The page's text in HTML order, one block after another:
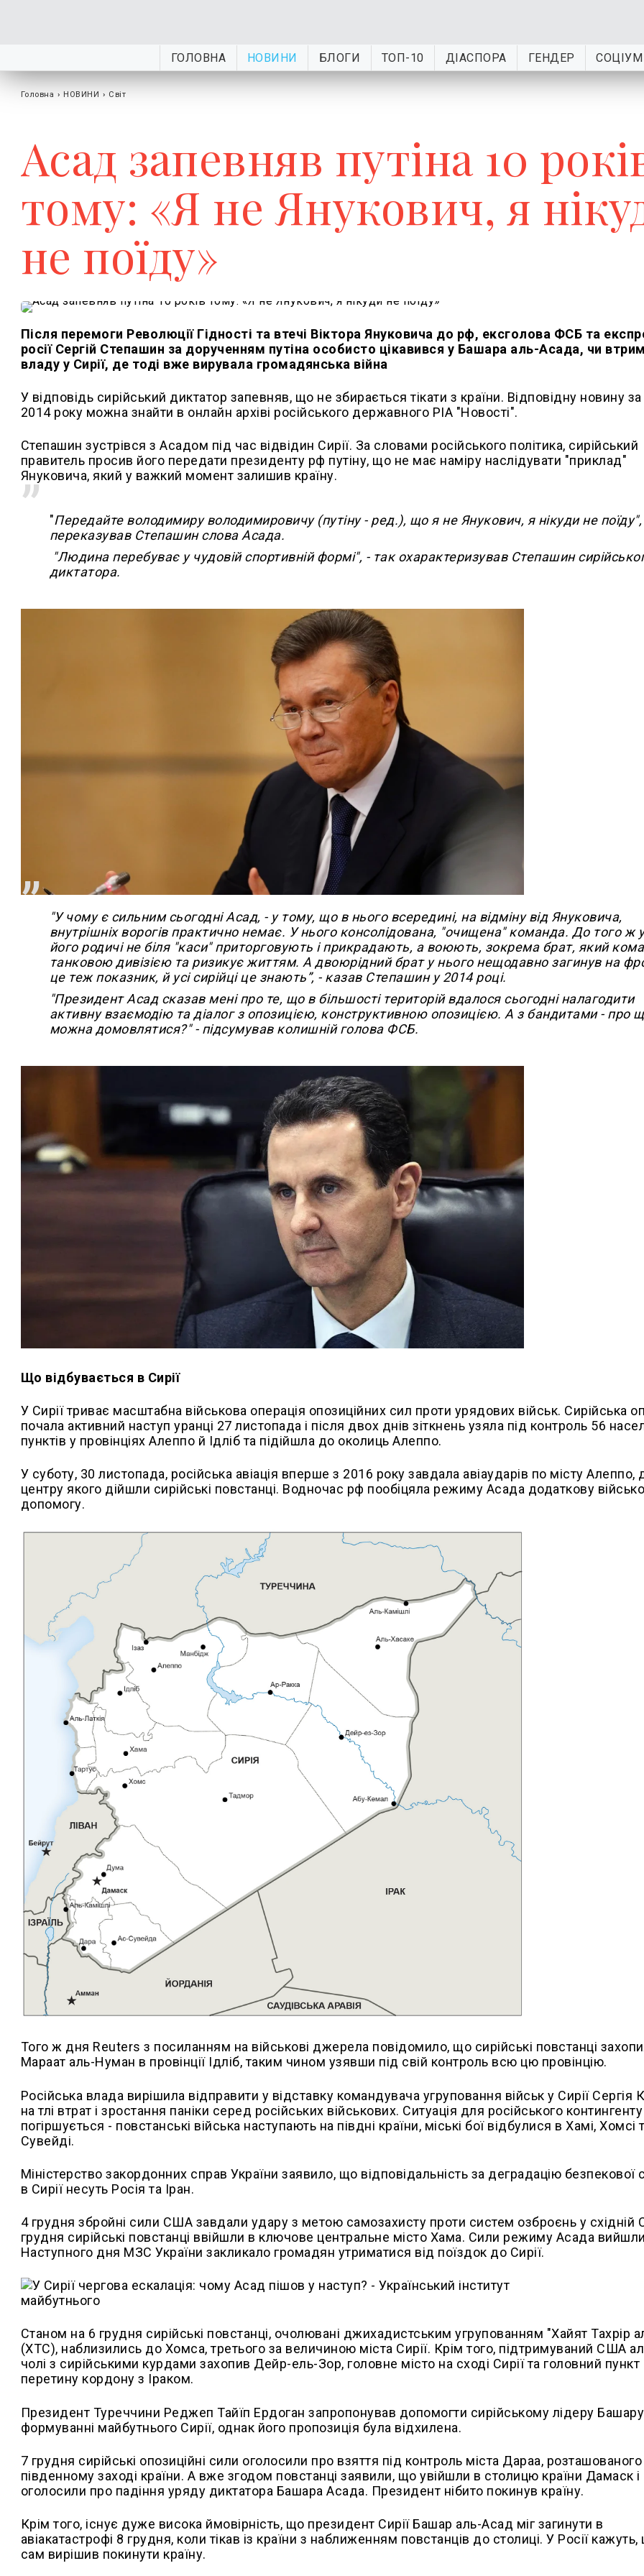
ГОЛОВНА НОВИНИ БЛОГИ ТОП-10 ДІАСПОРА ГЕНДЕР СОЦІУМ
Головна › НОВИНИ › Світ
Асад запевняв путіна 10
тому: «Я не Янукович, я
не поїду»
Після перемоги Революції Гідності та втечі Віктора Януковича до рф, ексголова ФСБ та
росії Сергій Степашин за дорученням путіна особисто цікавився у Башара аль-Асада, чи
владу у Сирії, де тоді вже вирувала громадянська війна
У відповідь сирійський диктатор запевняв, що не збирається тікати з країни. Відповідну новину за
2014 року можна знайти в онлайн архіві російського державного РІА "Новості".
Степашин зустрівся з Асадом під час відвідин Сирії. За словами російського політика, сирійський
правитель просив його передати президенту рф путіну, що не має наміру наслідувати "приклад"
Януковича, який у важкий момент залишив країну.
"Передайте володимиру володимировичу (путіну - ред.), що я не Янукович, я нікуди не поїду",
переказував Степашин слова Асада.
"Людина перебуває у чудовій спортивній формі", - так охарактеризував Степашин
диктатора.
"У чому є сильним сьогодні Асад, - у тому, що в нього всередині, на відміну від Януковича,
внутрішніх ворогів практично немає. У нього консолідована, "очищена" команда. До того ж
його родичі не біля "каси" приторговують і прикрадають, а воюють, зокрема брат, який
танковою дивізією та ризикує життям. А двоюрідний брат у нього нещодавно загинув на
це теж показник, й усі сирійці це знають”, - казав Степашин у 2014 році.
"Президент Асад сказав мені про те, що в більшості територій вдалося сьогодні налагодити
активну взаємодію та діалог з опозицією, конструктивною опозицією. А з бандитами - про
можна домовлятися?" - підсумував колишній голова ФСБ.
Що відбувається в Сирії
У Сирії триває масштабна військова операція опозиційних сил проти урядових військ. Сирійська
почала активний наступ уранці 27 листопада і після двох днів зіткнень узяла під контроль 56
пунктів у провінціях Алеппо й Ідліб та підійшла до околиць Алеппо.
У суботу, 30 листопада, російська авіація вперше з 2016 року завдала авіаударів по місту Алеппо,
центру якого дійшли сирійські повстанці. Водночас рф пообіцяла режиму Асада додаткову
допомогу.
Того ж дня Reuters з посиланням на військові джерела повідомило, що сирійські повстанці
Мараат аль-Нуман в провінції Ідліб, таким чином узявши під свій контроль всю цю провінцію.
Російська влада вирішила відправити у відставку командувача угруповання військ у Сирії Сергія
на тлі втрат і зростання паніки серед російських військових. Ситуація для російського контингенту
погіршується - повстанські війська наступають на півдні країни, міські бої відбулися в Хамі, Хомсі
Сувейді.
Міністерство закордонних справ України заявило, що відповідальність за деградацію безпекової
в Сирії несуть Росія та Іран.
4 грудня збройні сили США завдали удару з метою самозахисту проти систем озброєнь у східній
грудня сирійські повстанці ввійшли в ключове центральне місто Хама. Сили режиму Асада
Наступного дня МЗС України закликало громадян утриматися від поїздок до Сирії.
Станом на 6 грудня сирійські повстанці, очолювані джихадистським угрупованням "Хайят Тахрір
(ХТС), наблизились до Хомса, третього за величиною міста Сирії. Крім того, підтримуваний США
чолі з сирійськими курдами захопив Дейр-ель-Зор, головне місто на сході Сирії та головний пункт
перетину кордону з Іраком.
Президент Туреччини Реджеп Тайїп Ердоган запропонував допомогти сирійському лідеру
формуванні майбутнього Сирії, однак його пропозиція була відхилена.
7 грудня сирійські опозиційні сили оголосили про взяття під контроль міста Дараа, розташованого
південному заході країни. А вже згодом повстанці заявили, що увійшли в столицю країни Дамаск і
оголосили про падіння уряду диктатора Башара Асада. Президент нібито покинув країну.
Крім того, існує дуже висока ймовірність, що президент Сирії Башар аль-Асад міг загинути в
авіакатастрофі 8 грудня, коли тікав із країни з наближенням повстанців до столиці. У Росії кажуть,
сам вирішив покинути країну.